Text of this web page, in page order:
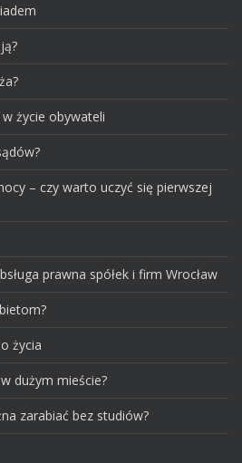
życie obywateli
– czy warto uczyć się pierwszej
prawna spółek i firm Wrocław
życia
dużym mieście?
zarabiać bez studiów?